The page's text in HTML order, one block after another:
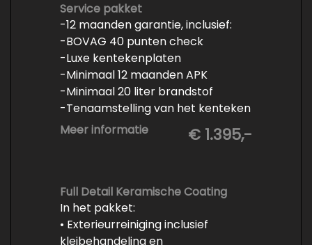
vrijwaren
- Volledige inspectie
- Poetsen binnen en buiten
Service pakket
-12 maanden garantie, inclusief:
-BOVAG 40 punten check
-Luxe kentekenplaten
-Minimaal 12 maanden APK
-Minimaal 20 liter brandstof
-Tenaamstelling van het kenteken
-Vrijwaren van de inruilauto
polijsten
Meer informatie € 1.395,-
Full Detail Keramische Coating
In het pakket:
• Exterieurreiniging inclusief
kleibehandeling en